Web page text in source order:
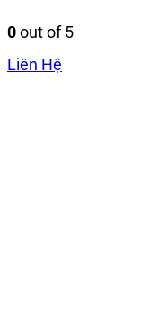
0out of 5
Liên Hệ